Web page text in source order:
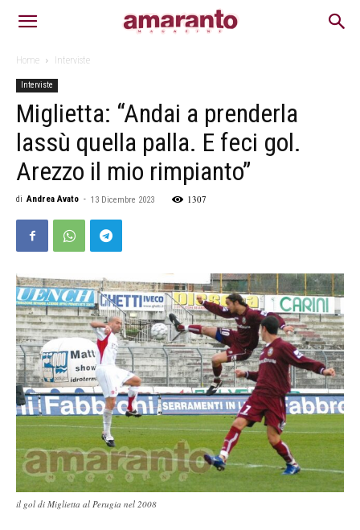
Home Interviste
Interviste
Miglietta: “Andai a prenderla
lassù quella palla. E feci gol.
Arezzo il mio rimpianto”
di Andrea Avato - 13 Dicembre 2023 1307
il gol di Miglietta al Perugia nel 2008